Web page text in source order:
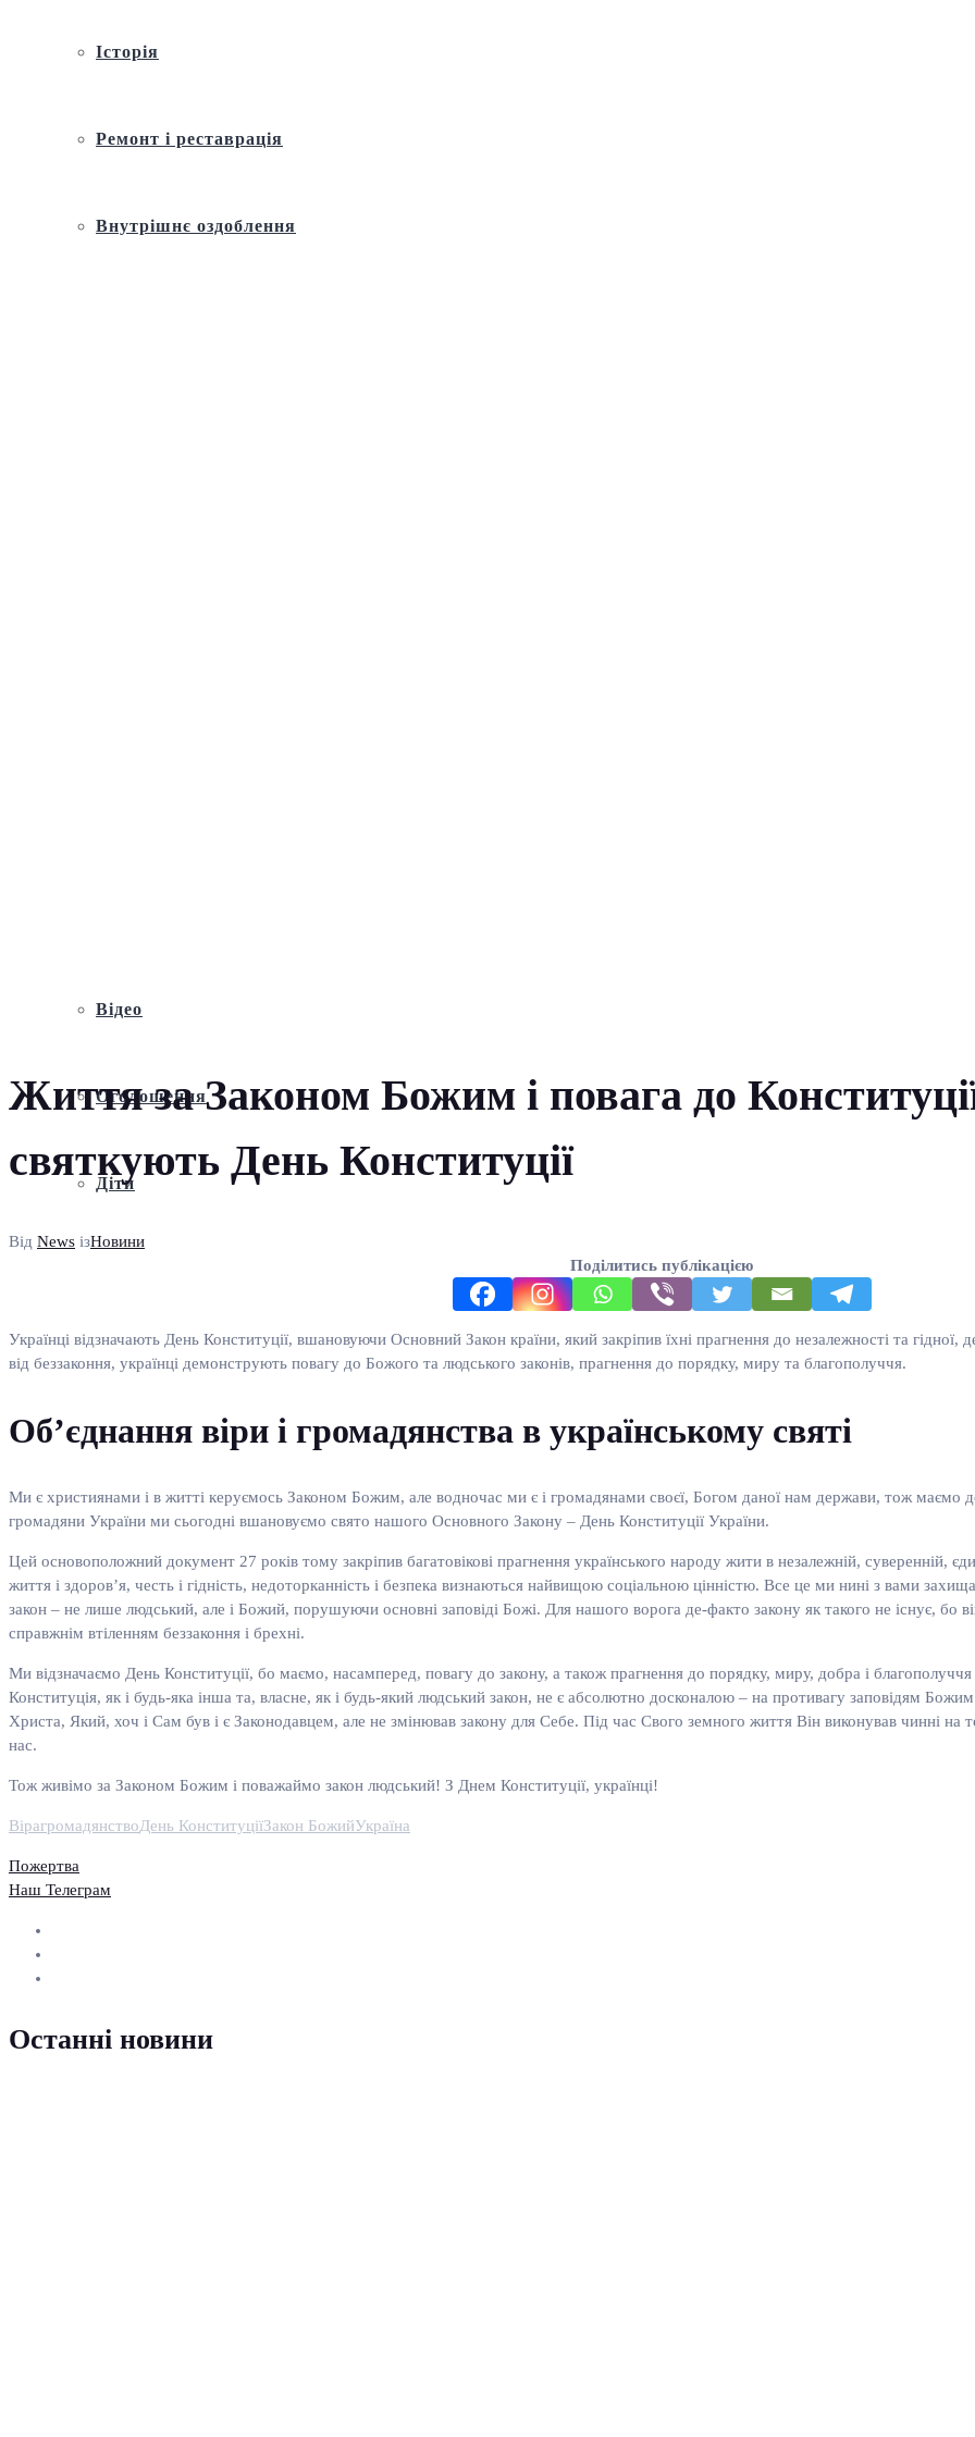
Історія
Ремонт і реставрація
Внутрішнє оздоблення
Відео
Оголошення
Діти
Життя за Законом Божим і повага до
святкують День Конституції
Від News ізНовини
Поділитись публікацією
Українці відзначають День Конституції, вшановуючи Основний Закон країни, який закріпив їхні прагнення до незалежності та
від беззаконня, українці демонструють повагу до Божого та людського законів, прагнення до порядку, миру та благополуччя.
Об’єднання віри і громадянства в українському святі
Ми є християнами і в житті керуємось Законом Божим, але водночас ми є і громадянами своєї, Богом даної нам держави, тож маємо
громадяни України ми сьогодні вшановуємо свято нашого Основного Закону – День Конституції України.
Цей основоположний документ 27 років тому закріпив багатовікові прагнення українського народу жити в незалежній, суверенній,
життя і здоров’я, честь і гідність, недоторканність і безпека визнаються найвищою соціальною цінністю. Все це ми нині з вами
закон – не лише людський, але і Божий, порушуючи основні заповіді Божі. Для нашого ворога де-факто закону як такого не існує, бо
справжнім втіленням беззаконня і брехні.
Ми відзначаємо День Конституції, бо маємо, насамперед, повагу до закону, а також прагнення до порядку, миру, добра і
Конституція, як і будь-яка інша та, власне, як і будь-який людський закон, не є абсолютно досконалою – на противагу заповідям
Христа, Який, хоч і Сам був і є Законодавцем, але не змінював закону для Себе. Під час Свого земного життя Він виконував чинні
нас.
Тож живімо за Законом Божим і поважаймо закон людський! З Днем Конституції, українці!
ВірагромадянствоДень КонституціїЗакон БожийУкраїна
Пожертва
Наш Телеграм
Останні новини